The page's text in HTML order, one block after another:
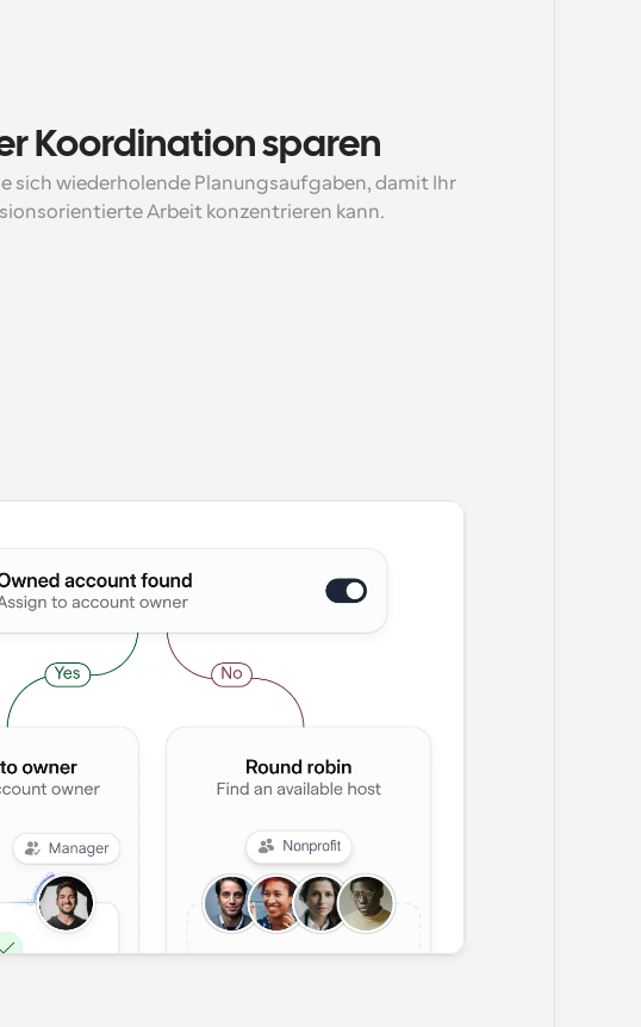
Koordination sparen
sich wiederholende Planungsaufgaben, damit Ihr
Arbeit konzentrieren kann.